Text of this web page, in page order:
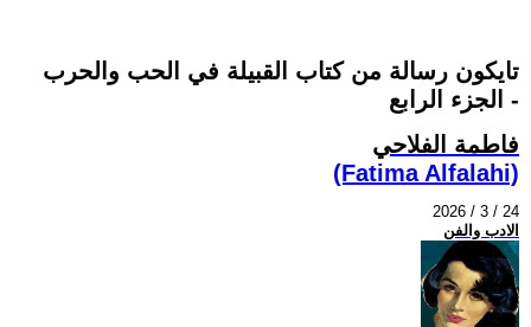
تايكون رسالة من كتاب القبيلة في الحب والحرب
- الجزء الرابع
فاطمة الفلاحي
(Fatima Alfalahi)
2026 / 3 / 24
الادب والفن